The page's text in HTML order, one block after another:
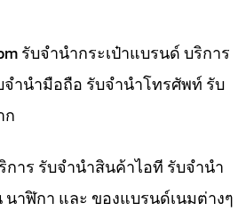
รับจำนำกระเป๋าแบรนด์ บริการ
ำนำมือถือ รับจำนำโทรศัพท์ รับ
ก
การ รับจำนำสินค้าไอที รับจำนำ
าฬิกา และ ของแบรนด์เนมต่างๆ